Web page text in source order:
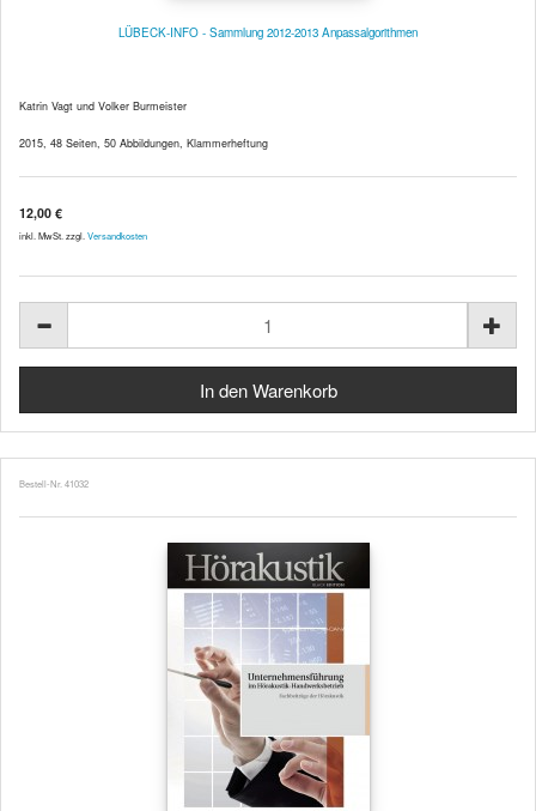
LÜBECK-INFO - Sammlung 2012-2013 Anpassalgorithmen
Katrin Vagt und Volker Burmeister
2015, 48 Seiten, 50 Abbildungen, Klammerheftung
12,00 €
inkl. MwSt. zzgl. Versandkosten
Bestell-Nr. 41032